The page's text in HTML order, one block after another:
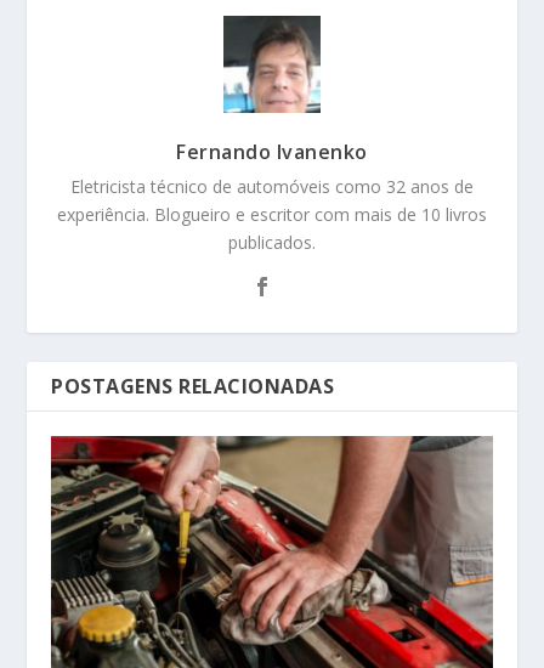
Fernando Ivanenko
Eletricista técnico de automóveis como 32 anos de
experiência. Blogueiro e escritor com mais de 10 livros
publicados.
POSTAGENS RELACIONADAS